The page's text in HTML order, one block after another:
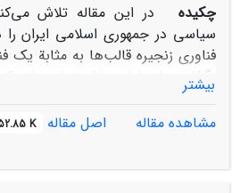
چکیده
در این مقاله تلاش
سیاسی در جمهوری اسلامی ایران
فناوری زنجیره قالب‌ها به مثابة
بگذاریم. ابتدا استدلال خواهد شد
در کانون بحران مشروعیت جمهوری
کنونی قرار می‌گیرد و زنجیره قالب‌ها
بیشتر
مشاهده مقاله
اصل مقاله K